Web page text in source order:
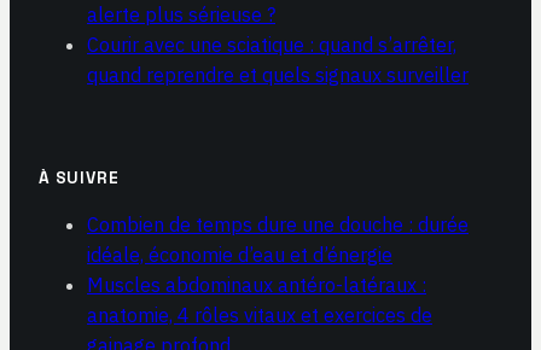
alerte plus sérieuse ?
Courir avec une sciatique : quand s’arrêter,
quand reprendre et quels signaux surveiller
À SUIVRE
Combien de temps dure une douche : durée
idéale, économie d’eau et d’énergie
Muscles abdominaux antéro-latéraux :
anatomie, 4 rôles vitaux et exercices de
gainage profond